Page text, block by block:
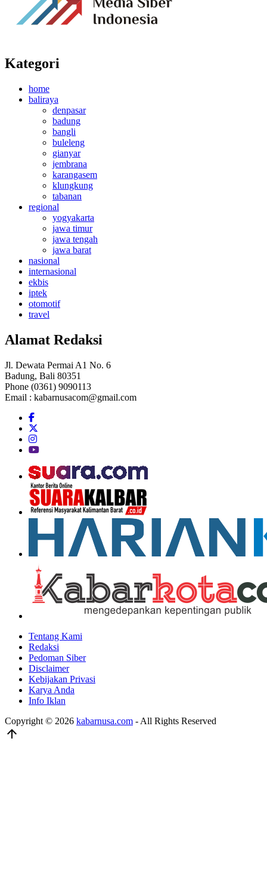
Kategori
home
baliraya
denpasar
badung
bangli
buleleng
gianyar
jembrana
karangasem
klungkung
tabanan
regional
yogyakarta
jawa timur
jawa tengah
jawa barat
nasional
internasional
ekbis
iptek
otomotif
travel
Alamat Redaksi
Jl. Dewata Permai A1 No. 6
Badung, Bali 80351
Phone (0361) 9090113
Email : kabarnusacom@gmail.com
Tentang Kami
Redaksi
Pedoman Siber
Disclaimer
Kebijakan Privasi
Karya Anda
Info Iklan
Copyright © 2026 kabarnusa.com - All Rights Reserved
arrow_upward